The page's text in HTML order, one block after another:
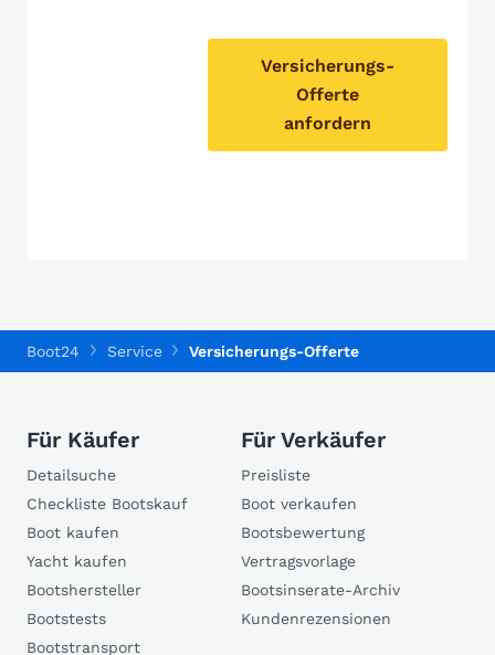
Versicherungs-
Offerte
anfordern
Boot24 Service Versicherungs-Offerte
Für Käufer
Detailsuche
Checkliste Bootskauf
Boot kaufen
Yacht kaufen
Bootshersteller
Bootstests
Bootstransport
Für Verkäufer
Preisliste
Boot verkaufen
Bootsbewertung
Vertragsvorlage
Bootsinserate-Archiv
Kundenrezensionen